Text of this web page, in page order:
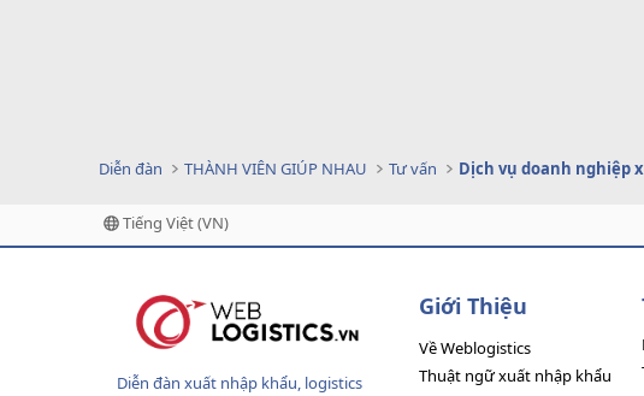
Diễn đàn THÀNH VIÊN GIÚP NHAU Tư vấn
Tiếng Việt (VN)
Diễn đàn xuất nhập khẩu, logistics
Giới Thiệu
Về Weblogistics
Thuật ngữ xuất nhập khẩu